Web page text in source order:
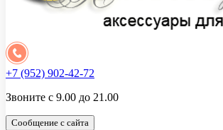
+7 (952) 902-42-72
Звоните с 9.00 до 21.00
Сообщение с сайта